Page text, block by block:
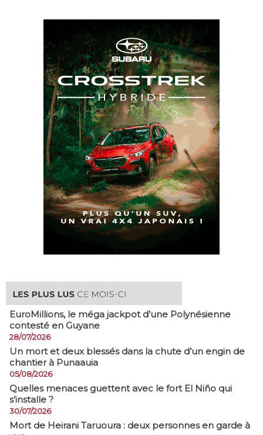
EuroMillions, ​le méga jackpot d’une Polynésienne
contesté en Guyane
28/07/2026
​Un mort et deux blessés dans la chute d’un engin de
chantier à Punaauia
05/08/2026
Quelles menaces guettent avec le fort El Niño qui
s’installe ?
30/07/2026
Mort de Heirani Taruoura : deux personnes en garde à